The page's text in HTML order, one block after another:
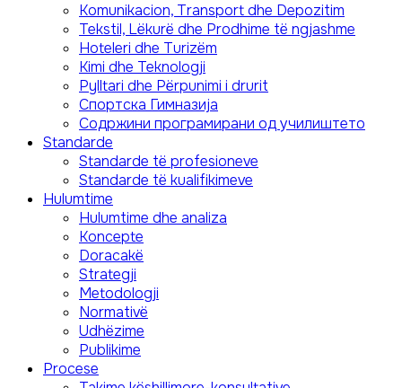
Komunikacion, Transport dhe Depozitim
Tekstil, Lëkurë dhe Prodhime të ngjashme
Hoteleri dhe Turizëm
Kimi dhe Teknologji
Pylltari dhe Përpunimi i drurit
Спортска Гимназија
Содржини програмирани од училиштето
Standarde
Standarde të profesioneve
Standarde të kualifikimeve
Hulumtime
Hulumtime dhe analiza
Koncepte
Doracakë
Strategji
Metodologji
Normativë
Udhëzime
Publikime
Procese